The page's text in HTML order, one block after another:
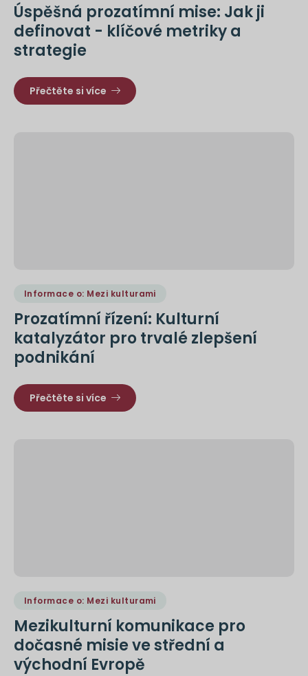
Úspěšná prozatímní mise: Jak ji
definovat - klíčové metriky a
strategie
Přečtěte si více
Informace o: Mezi kulturami
Prozatímní řízení: Kulturní
katalyzátor pro trvalé zlepšení
podnikání
Přečtěte si více
Informace o: Mezi kulturami
Mezikulturní komunikace pro
dočasné misie ve střední a
východní Evropě